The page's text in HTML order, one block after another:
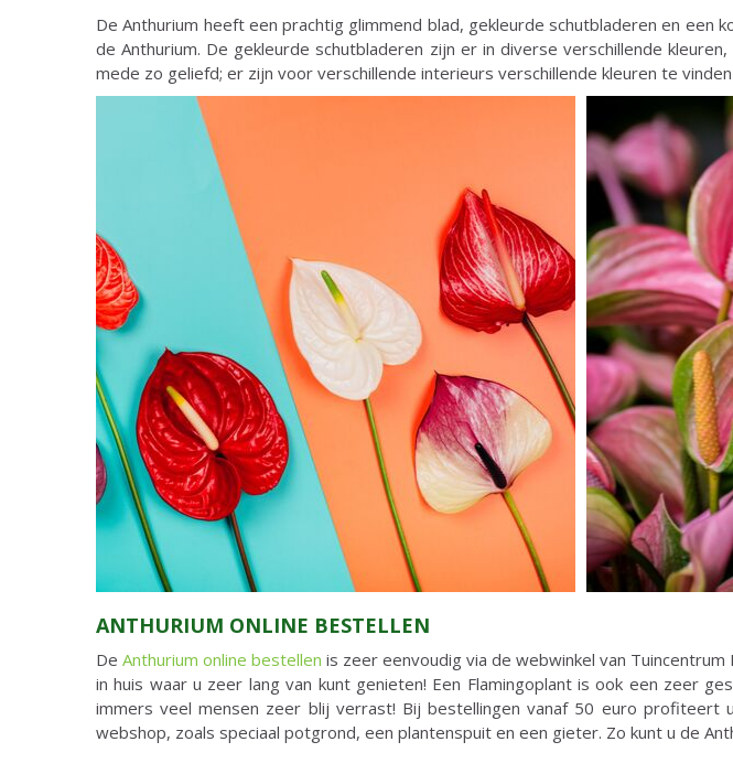
De Anthurium heeft een prachtig glimmend blad, gekleurde schutbladeren en
de Anthurium. De gekleurde schutbladeren zijn er in diverse verschillende
mede zo geliefd; er zijn voor verschillende interieurs verschillende kleuren te
ANTHURIUM ONLINE BESTELLEN
De Anthurium online bestellen is zeer eenvoudig via de webwinkel van
in huis waar u zeer lang van kunt genieten! Een Flamingoplant is ook een zeer
immers veel mensen zeer blij verrast! Bij bestellingen vanaf 50 euro
webshop, zoals speciaal potgrond, een plantenspuit en een gieter. Zo kunt u de